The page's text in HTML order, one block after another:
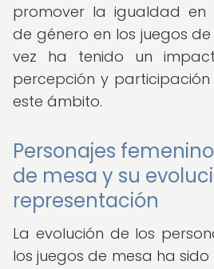
promover la igualdad en
de género en los juegos
vez ha tenido un
percepción y participación
este ámbito.
Personajes
de mesa y su
representación
La evolución de los
los juegos de mesa ha